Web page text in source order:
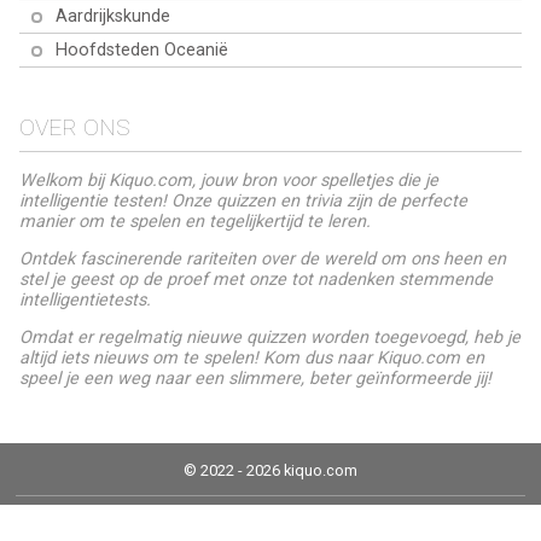
Aardrijkskunde
Hoofdsteden Oceanië
OVER ONS
Welkom bij Kiquo.com, jouw bron voor spelletjes die je
intelligentie testen! Onze quizzen en trivia zijn de perfecte
manier om te spelen en tegelijkertijd te leren.
Ontdek fascinerende rariteiten over de wereld om ons heen en
stel je geest op de proef met onze tot nadenken stemmende
intelligentietests.
Omdat er regelmatig nieuwe quizzen worden toegevoegd, heb je
altijd iets nieuws om te spelen! Kom dus naar Kiquo.com en
speel je een weg naar een slimmere, beter geïnformeerde jij!
© 2022 - 2026 kiquo.com